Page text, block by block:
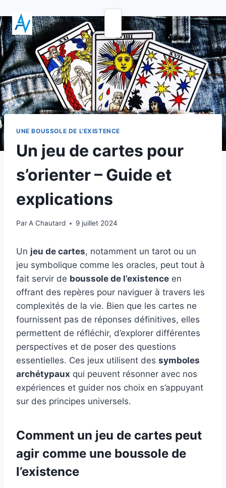
UNE BOUSSOLE DE L'EXISTENCE
Un jeu de cartes pour
s’orienter – Guide et
explications
ParA Chautard 9 juillet 2024
Un jeu de cartes, notamment un tarot ou un
jeu symbolique comme les oracles, peut tout à
fait servir de boussole de l’existence en
offrant des repères pour naviguer à travers les
complexités de la vie. Bien que les cartes ne
fournissent pas de réponses définitives, elles
permettent de réfléchir, d’explorer différentes
perspectives et de poser des questions
essentielles. Ces jeux utilisent des symboles
archétypaux qui peuvent résonner avec nos
expériences et guider nos choix en s’appuyant
sur des principes universels.
​Comment un jeu de cartes peut
agir comme une boussole de
l’existence